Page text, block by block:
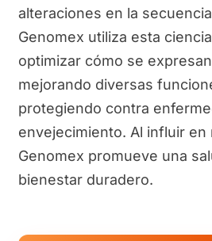
alteraciones en la
Genomex utiliza esta
optimizar cómo se
mejorando diversas
protegiendo contra
envejecimiento. Al influir en
Genomex promueve una
bienestar duradero.